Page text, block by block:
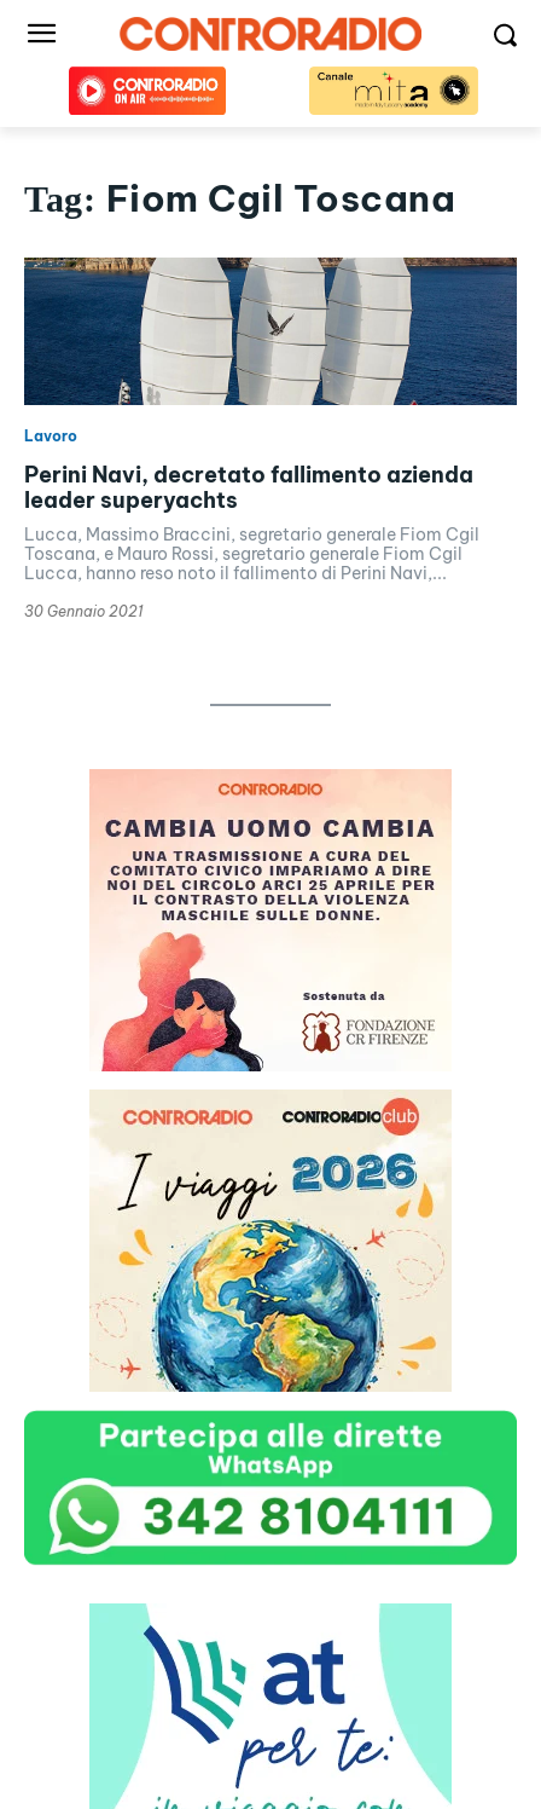
Tag: Fiom Cgil Toscana
Lavoro
Perini Navi, decretato fallimento azienda
leader superyachts
Lucca, Massimo Braccini, segretario generale Fiom Cgil
Toscana, e Mauro Rossi, segretario generale Fiom Cgil
Lucca, hanno reso noto il fallimento di Perini Navi,...
30 Gennaio 2021